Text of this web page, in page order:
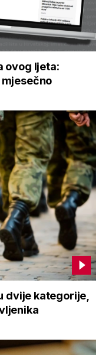
ovog ljeta:
dvije kategorije,